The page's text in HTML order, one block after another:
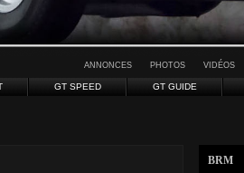
ANNONCES PHOTOS VIDÉOS
GT SPEED GT GUIDE
BRM